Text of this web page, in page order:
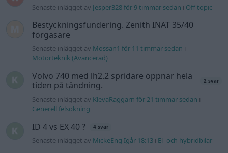
Senaste inlägget av Jesper328 för 9 timmar sedan i Off topic
Bestyckningsfundering. Zenith INAT 35/40
förgasare
Senaste inlägget av Mossan1 för 11 timmar sedan i
Motorteknik (Avancerad)
Volvo 740 med lh2.2 spridare öppnar hela
tiden på tändning.
2 svar
Senaste inlägget av KlevaRaggarn för 21 timmar sedan i
Generell felsökning
ID 4 vs EX 40 ? 4 svar
Senaste inlägget av MickeEng Igår 18:13 i El- och hybridbilar